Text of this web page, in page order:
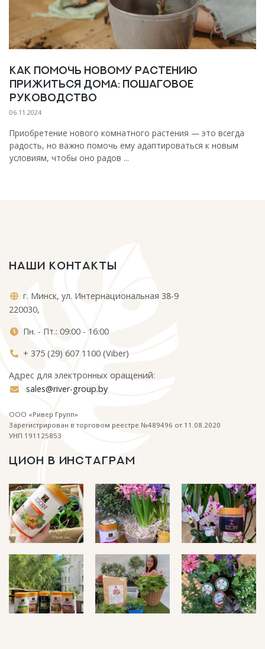
Как помочь новому растению
прижиться дома: пошаговое
руководство
06.11.2024
Приобретение нового комнатного растения — это всегда
радость, но важно помочь ему адаптироваться к новым
условиям, чтобы оно радов ...
НАШИ КОНТАКТЫ
г. Минск, ул. Интернациональная 38-9
220030,
Пн. - Пт.: 09:00 - 16:00
+ 375 (29) 607 1100 (Viber)
Адрес для электронных оращений:
sales@river-group.by
ООО «Ривер Групп»
Зарегистрирован в торговом реестре №489496 от 11.08.2020
УНП 191125853
ЦИОН В ИНСТАГРАМ